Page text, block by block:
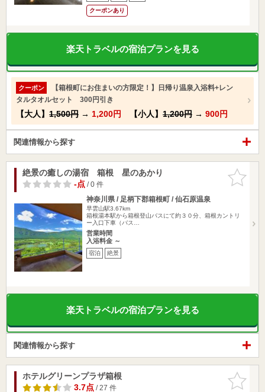
クーポンあり
楽天トラベルの宿泊プランを見る
クーポン
【箱根町にお住まいの方限定！】日帰り温泉入浴料+レン
タルタオルセット 300円引き
【大人】 1,500円 → 1,200円 【小人】 1,200円 → 900円
関連情報から探す
お気に入
りに追加
絶景の癒しの湯宿 箱根 星のあかり
-点/ 0 件
神奈川県 / 足柄下郡箱根町 / 仙石原温泉
早雲山駅3.67km
箱根湯本駅から箱根登山バスにて約３０分、箱根カントリ
ー入口下車（バス…
営業時間
入浴料金 ～
宿泊 絶景
楽天トラベルの宿泊プランを見る
関連情報から探す
お気に入
りに追加
ホテルグリーンプラザ箱根
3.7点/ 27 件